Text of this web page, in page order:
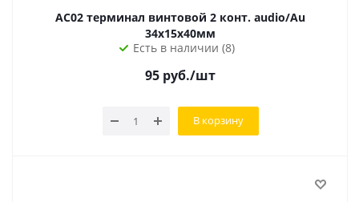
AC02 терминал винтовой 2 конт. audio/Au
34х15х40мм
Есть в наличии (8)
95 руб./шт
В корзину